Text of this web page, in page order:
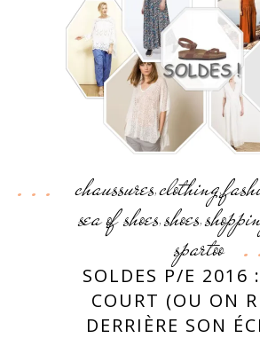
chaussures,clothing,
sea of shoes, shoes,
spartoo
SOLDES P/E 2016
COURT (OU ON
DERRIÈRE SON